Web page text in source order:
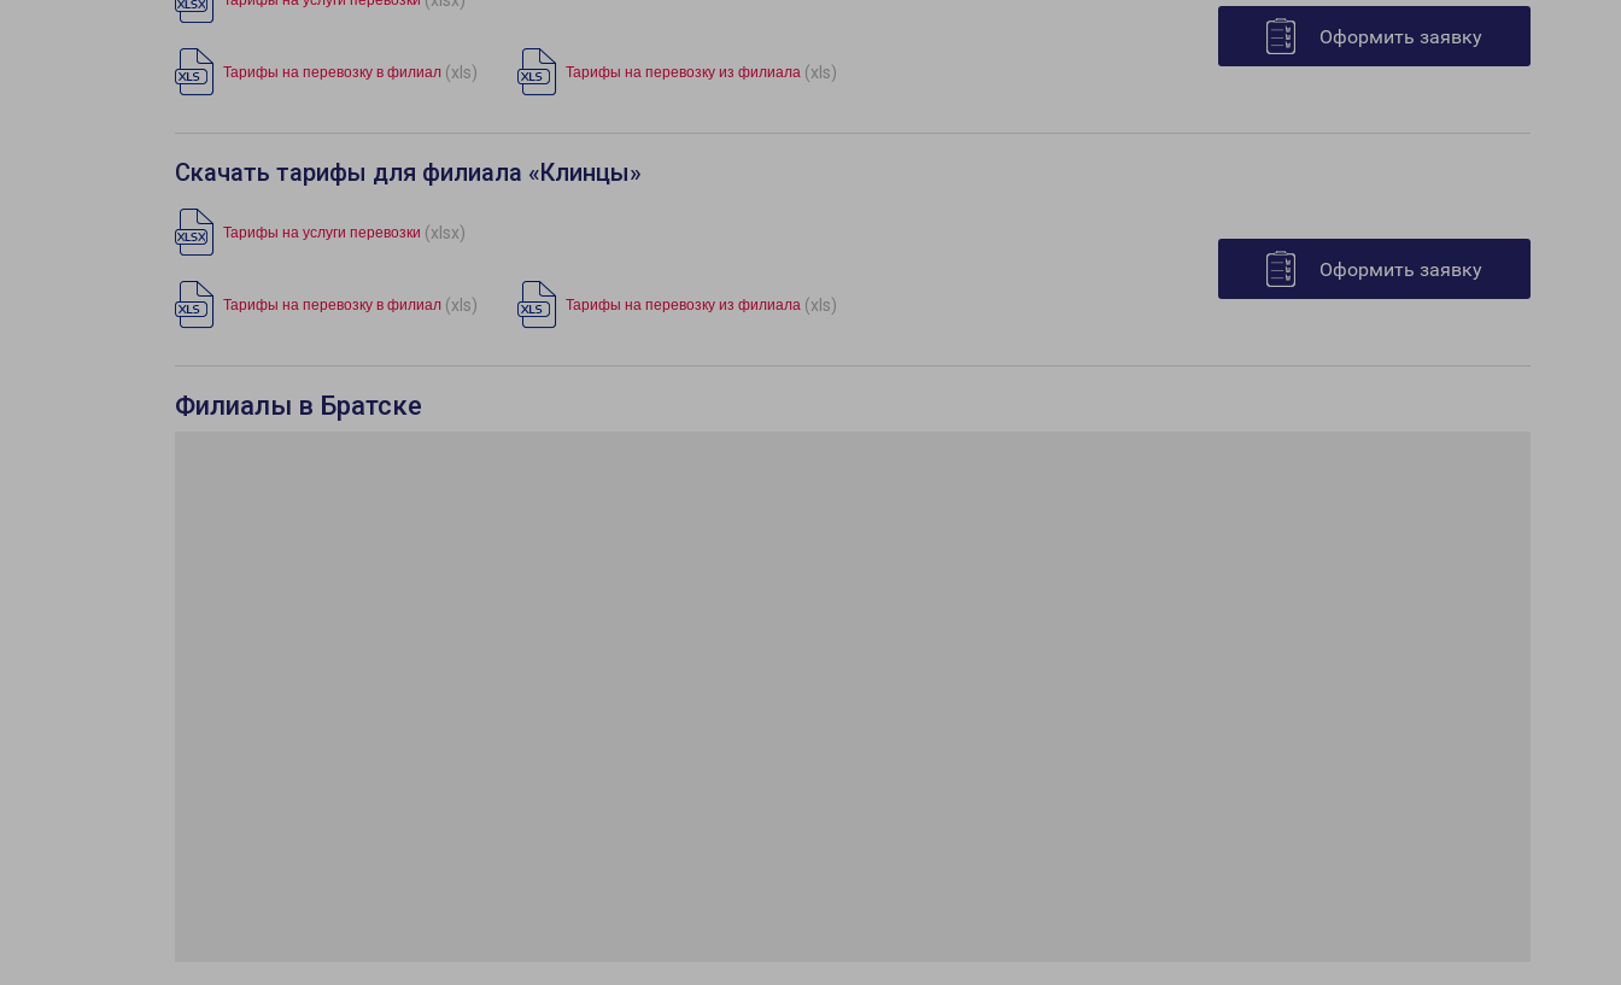
Тарифы на перевозку в филиал (xls) Тарифы на перевозку из филиала (xls)
Оформить заявку
Скачать тарифы для филиала «Клинцы»
Тарифы на услуги перевозки (xlsx)
Тарифы на перевозку в филиал (xls) Тарифы на перевозку из филиала (xls)
Оформить заявку
Филиалы в Братске